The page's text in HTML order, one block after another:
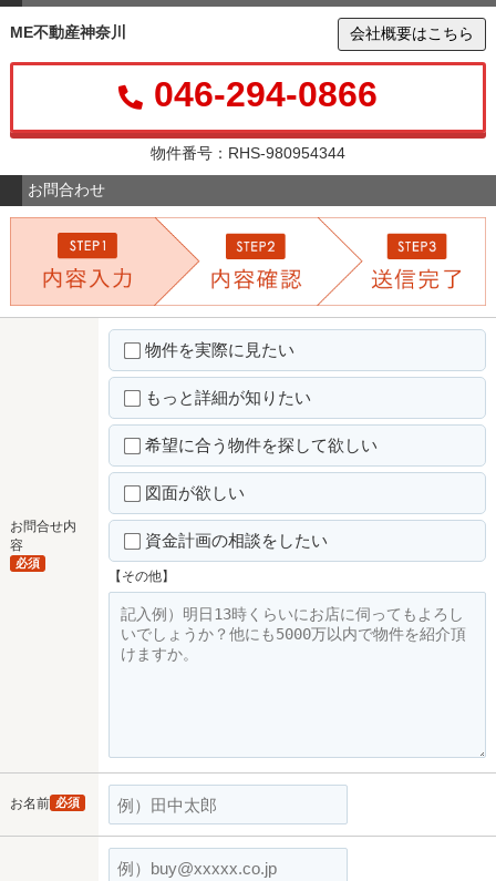
ME不動産神奈川 会社概要はこちら
046-294-0866
物件番号：RHS-980954344
お問合わせ
お問合せ内
容
必須
物件を実際に見たい
もっと詳細が知りたい
希望に合う物件を探して欲しい
図面が欲しい
資金計画の相談をしたい
【その他】
お名前 必須